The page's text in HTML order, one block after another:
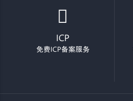
ICP
免费ICP备案服务